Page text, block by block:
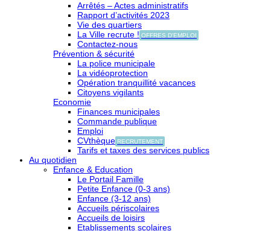
Arrêtés – Actes administratifs
Rapport d’activités 2023
Vie des quartiers
La Ville recrute ! OFFRES D'EMPLOI
Contactez-nous
Prévention & sécurité
La police municipale
La vidéoprotection
Opération tranquillité vacances
Citoyens vigilants
Economie
Finances municipales
Commande publique
Emploi
CVthèque RECRUTEMENT
Tarifs et taxes des services publics
Au quotidien
Enfance & Education
Le Portail Famille
Petite Enfance (0-3 ans)
Enfance (3-12 ans)
Accueils périscolaires
Accueils de loisirs
Etablissements scolaires